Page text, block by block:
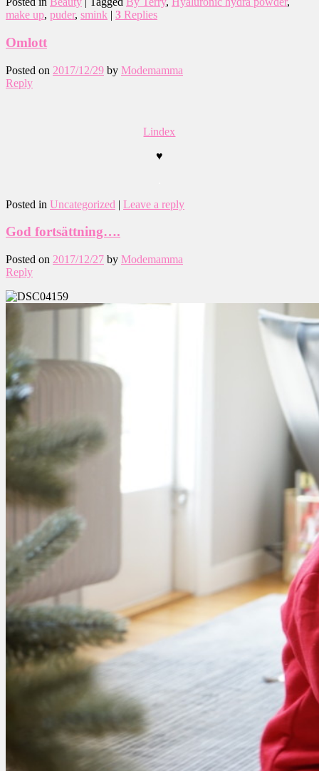
make up, puder, smink | 3 Replies
Omlott
Posted on 2017/12/29 by Modemamma
Reply
Lindex
♥
Posted in Uncategorized | Leave a reply
God fortsättning….
Posted on 2017/12/27 by Modemamma
Reply